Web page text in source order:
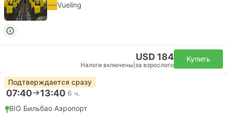
Vueling
USD 184
Налоги включены за взрослого
Купить
Подтверждается сразу
07:40 13:40 6 ч.
BIO Бильбао Аэропорт